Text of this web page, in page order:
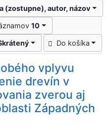
(zostupne), autor, názov
10
Do košíka
vplyvu
drevín v
zverou aj
Západných